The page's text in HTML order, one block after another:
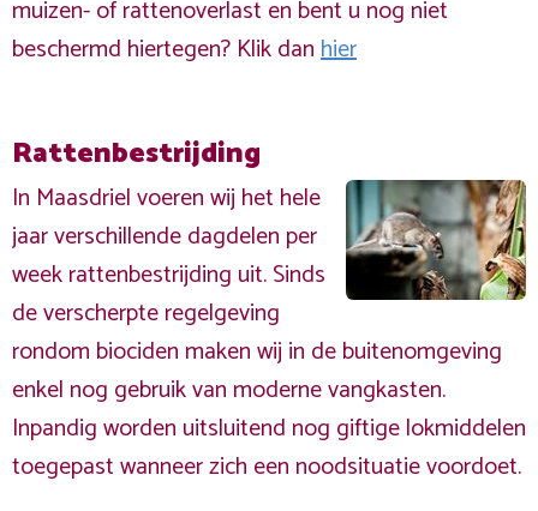
muizen- of rattenoverlast en bent u nog niet
beschermd hiertegen? Klik danhier
Rattenbestrijding
In Maasdriel voeren wij het hele
jaar verschillende dagdelen per
week rattenbestrijding uit. Sinds
de verscherpte regelgeving
rondom biociden maken wij in de buitenomgeving
enkel nog gebruik van moderne vangkasten.
Inpandig worden uitsluitend nog giftige lokmiddelen
toegepast wanneer zich een noodsituatie voordoet.